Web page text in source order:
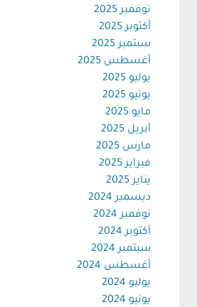
نوفمبر 2025
أكتوبر 2025
سبتمبر 2025
أغسطس 2025
يوليو 2025
يونيو 2025
مايو 2025
أبريل 2025
مارس 2025
فبراير 2025
يناير 2025
ديسمبر 2024
نوفمبر 2024
أكتوبر 2024
سبتمبر 2024
أغسطس 2024
يوليو 2024
يونيو 2024